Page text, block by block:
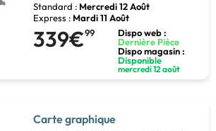
Standard : Mercredi 12 Août
Express : Mardi 11 Août
339€99
Dispo web :
Dernière Pièce
Dispo magasin :
Disponible
mercredi 12 août
Carte graphique